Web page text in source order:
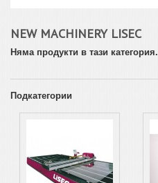
NEW MACHINERY LISEC
Няма продукти в тази категория.
Подкатегории